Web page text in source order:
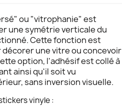
ou "vitrophanie" est
une symétrie verticale du
Cette fonction est
une vitre ou concevoir
option, l'adhésif est collé à
ainsi qu'il soit vu
sans inversion visuelle.
vinyle :